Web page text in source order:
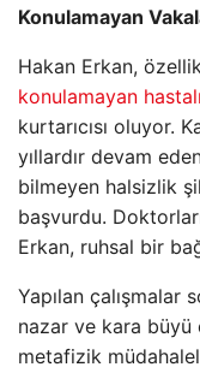
Konulamayan
Hakan Erkan,
konulamayan
kurtarıcısı oluyor.
yıllardır devam
bilmeyen halsizlik
başvurdu.
Erkan, ruhsal bir
Yapılan çalışmalar
nazar ve kara büyü
metafizik